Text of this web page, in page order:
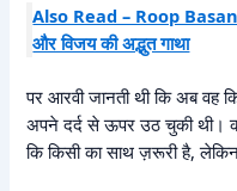
Also Read – Roop Basant
और विजय की अद्भुत गाथा
पर आरवी जानती थी कि अब वह
अपने दर्द से ऊपर उठ चुकी थी।
कि किसी का साथ ज़रूरी है,